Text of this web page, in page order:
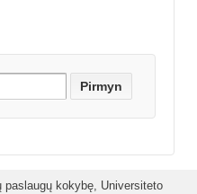
kokybę, Universiteto